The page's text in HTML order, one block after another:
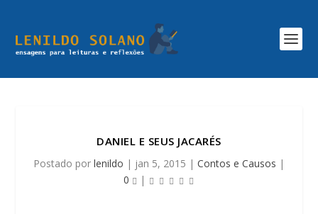
DANIEL E SEUS JACARÉS
Postado por lenildo | jan 5, 2015 | Contos e Causos |
0
|